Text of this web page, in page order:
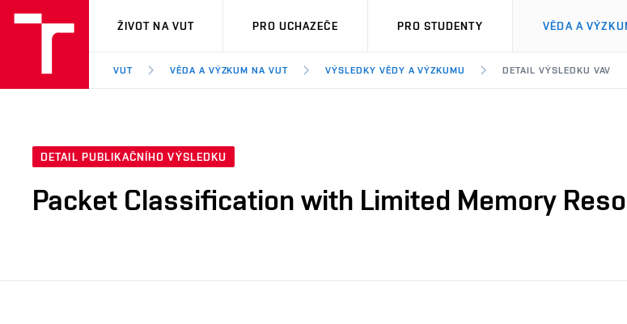
VUT
ŽIVOT NA VUT PRO UCHAZEČE PRO STUDENTY VĚDA A
VUT VĚDA A VÝZKUM NA VUT VÝSLEDKY VĚDY A VÝZKUMU DETAIL VÝSLEDKU VAV
DETAIL PUBLIKAČNÍHO VÝSLEDKU
Packet Classification with Limited Memory